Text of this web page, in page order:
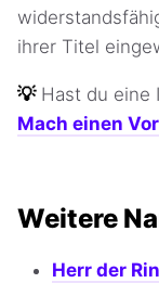
ihrer Titel
💡 Hast du eine
Mach einen
Weitere
Herr der